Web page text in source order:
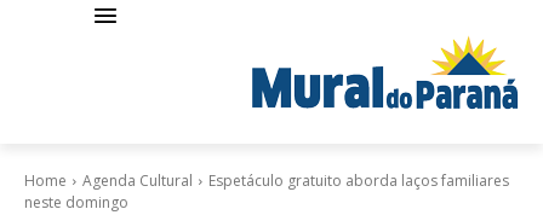
Home Agenda Cultural
Espetáculo gratuito aborda laços familiares
neste domingo